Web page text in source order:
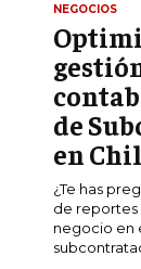
PROYECTOS
GESTIÓN DE
GESTIÓN DE
DE
LOGÍSTICA
CALIDAD Y
TALENTOS
NEGOCIOS
de
en
¿Te has
de
negocio en